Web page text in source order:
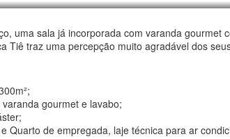
uma sala já incorporada com varanda gourmet
Tiê traz uma percepção muito agradável dos
gourmet e lavabo;
Quarto de empregada, laje técnica para ar